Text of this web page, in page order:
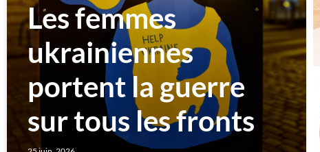
Les femmes
ukrainiennes
portent la guerre
sur tous les fronts